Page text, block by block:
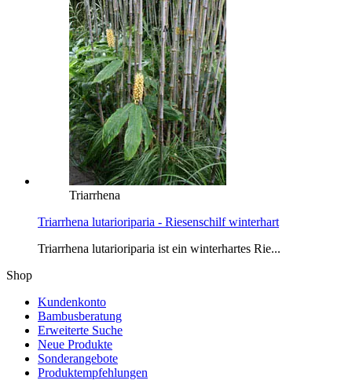
Triarrhena
Triarrhena lutarioriparia - Riesenschilf winterhart
Triarrhena lutarioriparia ist ein winterhartes Rie...
Shop
Kundenkonto
Bambusberatung
Erweiterte Suche
Neue Produkte
Sonderangebote
Produktempfehlungen